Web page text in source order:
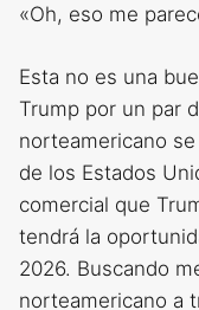
«Oh, eso me
Esta no es una
Trump por un par
norteamericano
de los Estados
comercial que
tendrá la
2026. Buscando
norteamericano a